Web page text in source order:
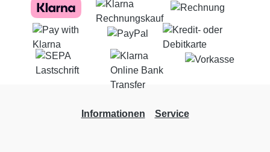
Informationen Service